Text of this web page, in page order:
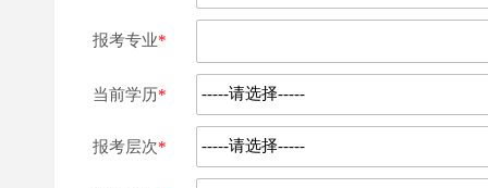
报考专业*
当前学历*
报考层次*